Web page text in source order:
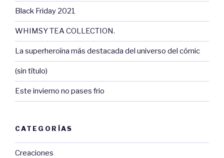
Black Friday 2021
WHIMSY TEA COLLECTION.
La superheroína más destacada del universo del cómic
(sin título)
Este invierno no pases frio
CATEGORÍAS
Creaciones